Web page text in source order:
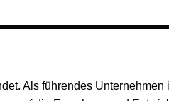
Als führendes Unternehmen